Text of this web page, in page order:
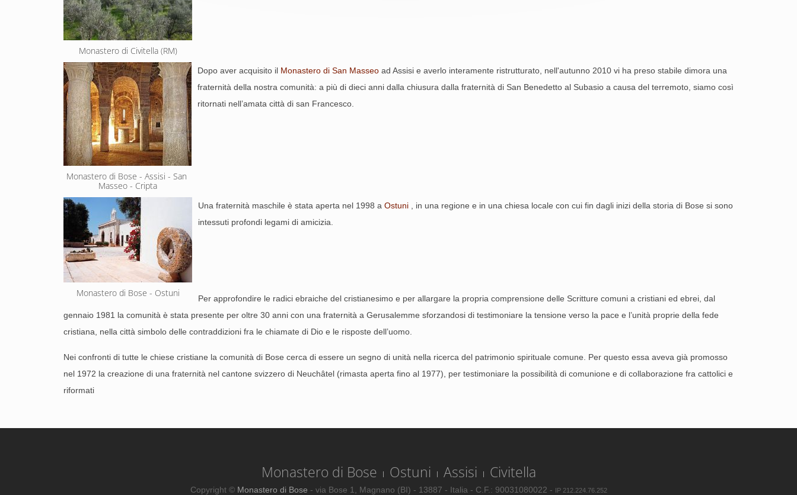
Monastero di Civitella (RM)
Monastero di Bose - Assisi - San
Masseo - Cripta
Dopo aver acquisito il Monastero di San Masseo ad Assisi e averlo interamente ristrutturato, nell'autunno 2010 vi ha preso stabile dimora una
fraternità della nostra comunità: a più di dieci anni dalla chiusura dalla fraternità di San Benedetto al Subasio a causa del terremoto, siamo così
ritornati nell’amata città di san Francesco.
Monastero di Bose - Ostuni
Una fraternità maschile è stata aperta nel 1998 a Ostuni , in una regione e in una chiesa locale con cui fin dagli inizi della storia di Bose si sono
intessuti profondi legami di amicizia.
Per approfondire le radici ebraiche del cristianesimo e per allargare la propria comprensione delle Scritture comuni a cristiani ed ebrei, dal
gennaio 1981 la comunità è stata presente per oltre 30 anni con una fraternità a Gerusalemme sforzandosi di testimoniare la tensione verso la pace e l’unità proprie della fede
cristiana, nella città simbolo delle contraddizioni fra le chiamate di Dio e le risposte dell’uomo.
Nei confronti di tutte le chiese cristiane la comunità di Bose cerca di essere un segno di unità nella ricerca del patrimonio spirituale comune. Per questo essa aveva già promosso
nel 1972 la creazione di una fraternità nel cantone svizzero di Neuchâtel (rimasta aperta fino al 1977), per testimoniare la possibilità di comunione e di collaborazione fra cattolici e
riformati
Monastero di Bose Ostuni Assisi Civitella
Copyright © Monastero di Bose - via Bose 1, Magnano (BI) - 13887 - Italia - C.F.: 90031080022 - IP 212.224.76.252